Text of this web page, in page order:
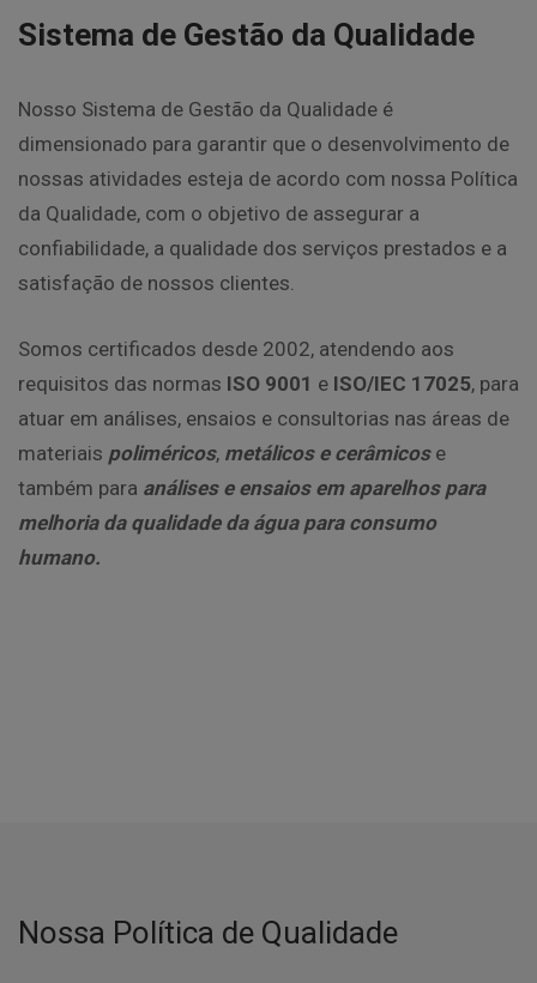
Sistema de Gestão da Qualidade
Nosso Sistema de Gestão da Qualidade é
dimensionado para garantir que o desenvolvimento de
nossas atividades esteja de acordo com nossa Política
da Qualidade, com o objetivo de assegurar a
confiabilidade, a qualidade dos serviços prestados e a
satisfação de nossos clientes.
Somos certificados desde 2002, atendendo aos
requisitos das normas ISO 9001 e ISO/IEC 17025, para
atuar em análises, ensaios e consultorias nas áreas de
materiais poliméricos, metálicos e cerâmicose
também para análises e ensaios em aparelhos para
melhoria da qualidade da água para consumo
humano.
Nossa Política de Qualidade